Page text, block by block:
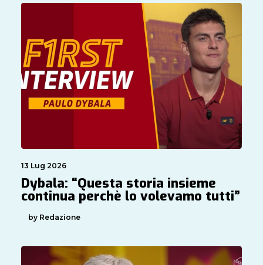
13 Lug 2026
Dybala: “Questa storia insieme
continua perchè lo volevamo tutti”
by Redazione